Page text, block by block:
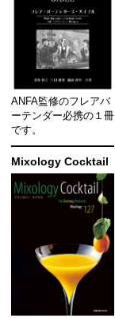
ANFA監修のフレアバ
ーテンダー必携の１冊
です。
Mixology Cocktail